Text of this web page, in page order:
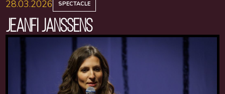
28.03.2026 SPECTACLE
JEANFI JANSSENS